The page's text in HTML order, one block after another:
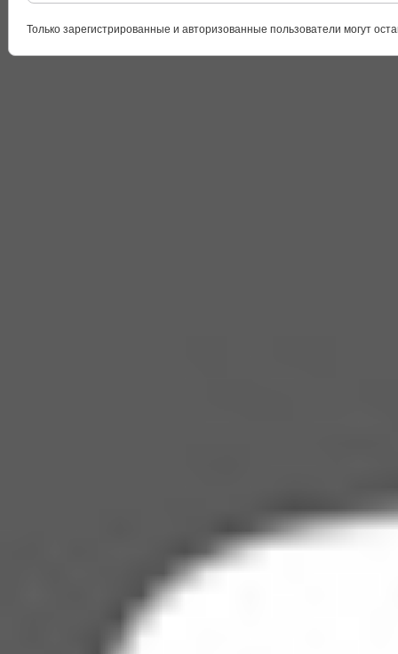
Только зарегистрированные и авторизованные пользователи могут